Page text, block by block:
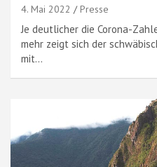
4. Mai 2022 Presse
Je deutlicher die Corona-
mehr zeigt sich der
mit…